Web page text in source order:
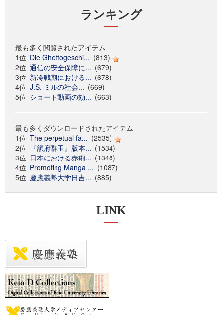
ランキング
最も多く閲覧されたアイテム
1位 Die Ghettogeschi... (813)
2位 通信の安全保障に... (679)
3位 新冷戦期における... (678)
4位 J.S. ミルの社会... (669)
5位 ショート動画の効... (663)
最も多くダウンロードされたアイテム
1位 The perpetual fa... (2535)
2位
『韻府群玉』版本... (1534)
3位 日本における赤痢... (1348)
4位 Promoting Manga ... (1087)
5位 慶應義塾大学日吉... (885)
LINK